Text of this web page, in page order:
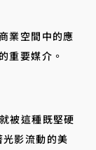
業空間中的應
重要媒介。
被這種既堅硬
影流動的美